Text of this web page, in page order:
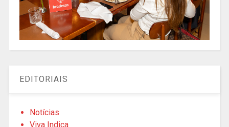
EDITORIAIS
Notícias
Viva Indica